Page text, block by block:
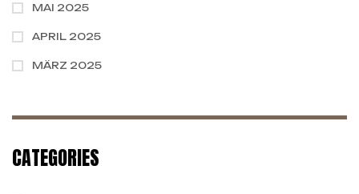
MAI 2025
APRIL 2025
MÄRZ 2025
CATEGORIES